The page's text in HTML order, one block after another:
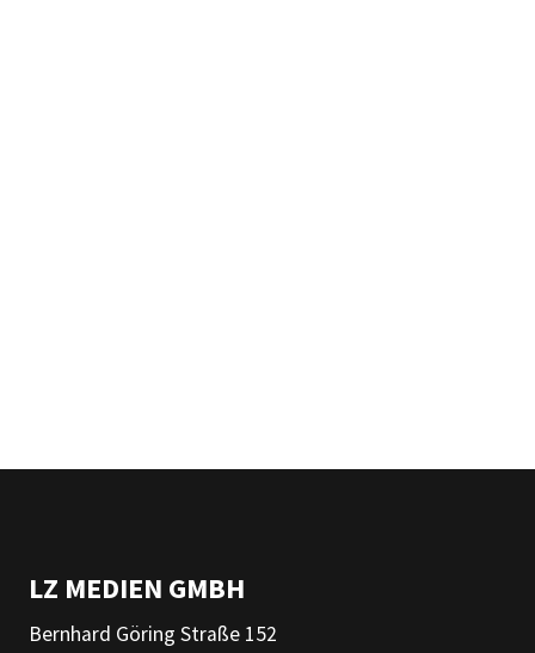
LZ MEDIEN GMBH
Bernhard Göring Straße 152